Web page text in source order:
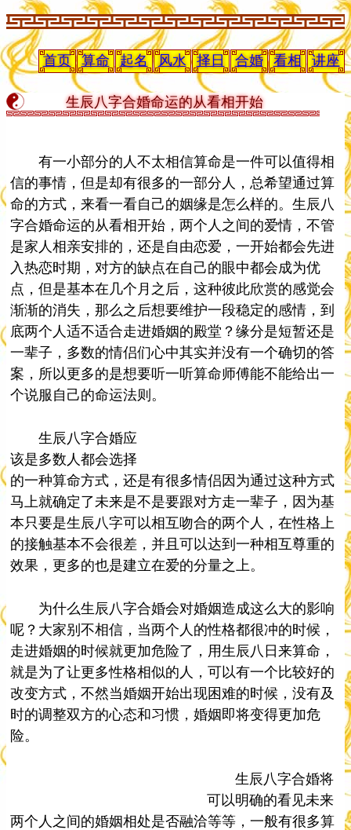
首页 算命 起名 风水 择日 合婚 看相 讲座
生辰八字合婚命运的从看相开始
有一小部分的人不太相信算命是一件可以值得相
信的事情，但是却有很多的一部分人，总希望通过算
命的方式，来看一看自己的姻缘是怎么样的。生辰八
字合婚命运的从看相开始，两个人之间的爱情，不管
是家人相亲安排的，还是自由恋爱，一开始都会先进
入热恋时期，对方的缺点在自己的眼中都会成为优
点，但是基本在几个月之后，这种彼此欣赏的感觉会
渐渐的消失，那么之后想要维护一段稳定的感情，到
底两个人适不适合走进婚姻的殿堂？缘分是短暂还是
一辈子，多数的情侣们心中其实并没有一个确切的答
案，所以更多的是想要听一听算命师傅能不能给出一
个说服自己的命运法则。
生辰八字合婚应
该是多数人都会选择
的一种算命方式，还是有很多情侣因为通过这种方式
马上就确定了未来是不是要跟对方走一辈子，因为基
本只要是生辰八字可以相互吻合的两个人，在性格上
的接触基本不会很差，并且可以达到一种相互尊重的
效果，更多的也是建立在爱的分量之上。
为什么生辰八字合婚会对婚姻造成这么大的影响
呢？大家别不相信，当两个人的性格都很冲的时候，
走进婚姻的时候就更加危险了，用生辰八日来算命，
就是为了让更多性格相似的人，可以有一个比较好的
改变方式，不然当婚姻开始出现困难的时候，没有及
时的调整双方的心态和习惯，婚姻即将变得更加危
险。
生辰八字合婚将
可以明确的看见未来
两个人之间的婚姻相处是否融洽等等，一般有很多算